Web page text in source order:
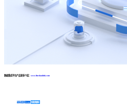
数据集成平台产品更多介绍： www.finedatalink.com
免费体验Demo 咨询方案